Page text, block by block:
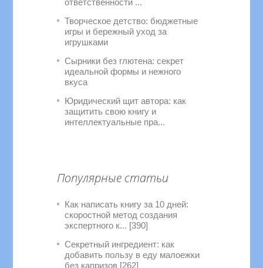
ответственности ...
Творческое детство: бюджетные
игры и бережный уход за
игрушками
Сырники без глютена: секрет
идеальной формы и нежного
вкуса
Юридический щит автора: как
защитить свою книгу и
интеллектуальные пра...
Популярные статьи
Как написать книгу за 10 дней:
скоростной метод создания
экспертного к... [390]
Секретный ингредиент: как
добавить пользу в еду малоежки
без капризов [262]